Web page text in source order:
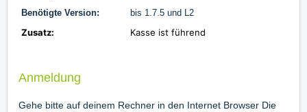
Benötigte Version:
bis 1.7.5 und L2
Zusatz: Kasse ist führend
Anmeldung
Gehe bitte auf deinem Rechner in den Internet Browser Die